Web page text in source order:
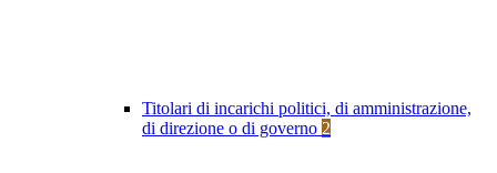
Titolari di incarichi politici, di amministrazione,
di direzione o di governo 2